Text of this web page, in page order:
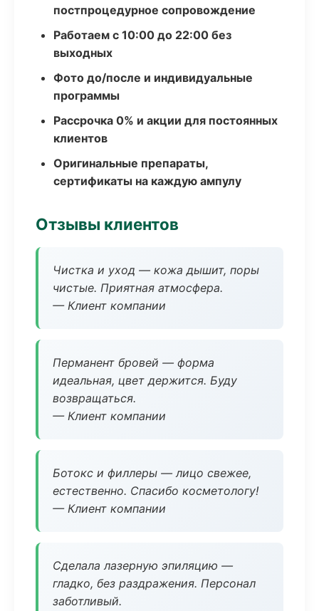
постпроцедурное сопровождение
Работаем с 10:00 до 22:00 без
выходных
Фото до/после и индивидуальные
программы
Рассрочка 0% и акции для постоянных
клиентов
Оригинальные препараты,
сертификаты на каждую ампулу
Отзывы клиентов
Чистка и уход — кожа дышит, поры
чистые. Приятная атмосфера.
— Клиент компании
Перманент бровей — форма
идеальная, цвет держится. Буду
возвращаться.
— Клиент компании
Ботокс и филлеры — лицо свежее,
естественно. Спасибо косметологу!
— Клиент компании
Сделала лазерную эпиляцию —
гладко, без раздражения. Персонал
заботливый.